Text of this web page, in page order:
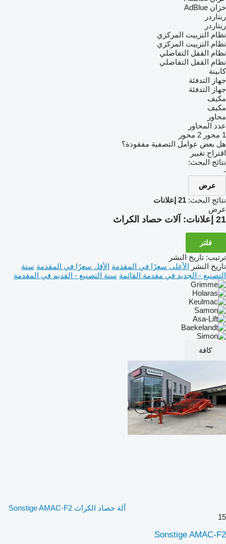
خزان AdBlue
ريتاردر
ريتاردر
نظام التزييت المركزي
نظام التزييت المركزي
نظام القفل التفاضلي
نظام القفل التفاضلي
كابينة
جهاز التدفئة
جهاز التدفئة
مكيف
مكيف
محاور
عدد المحاور
1 محور
2 محور
هل بعض عوامل التصفية مفقودة؟
اقتراح تغيير
نتائج البحث:
-
عرض
نتائج البحث: 21 إعلانات
عرض
21 إعلانات: آلات حصاد الكراث
فلتر
ترتيب: تاريخ النشر
تاريخ النشر الأعلى سعرًا في المقدمة الأقل سعرًا في المقدمة سنة
التصنيع - الجديد في مقدمة القائمة سنة التصنيع - القديم في المقدمة
كافة
آلة حصاد الكراث Sonstige AMAC-F2
15
Sonstige AMAC-F2